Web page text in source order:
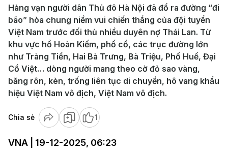
Hàng vạn người dân Thủ đô Hà Nội đã đổ ra đường “đi
bão” hòa chung niềm vui chiến thắng của đội tuyển
Việt Nam trước đối thủ nhiều duyên nợ Thái Lan. Từ
khu vực hồ Hoàn Kiếm, phố cổ, các trục đường lớn
như Tràng Tiền, Hai Bà Trưng, Bà Triệu, Phố Huế, Đại
Cồ Việt… dòng người mang theo cờ đỏ sao vàng,
băng rôn, kèn, trống liên tục di chuyển, hô vang khẩu
hiệu Việt Nam vô địch, Việt Nam vô địch.
Chia sẻ 1
VNA | 19-12-2025, 06:23